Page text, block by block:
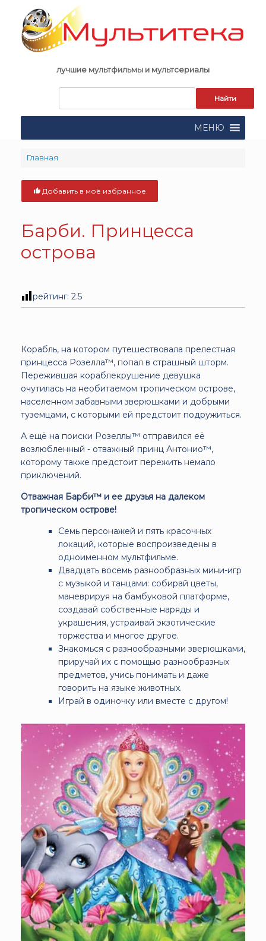
content
лучшие мультфильмы и мультсериалы
поиска:
МЕНЮ
Главная
Добавить в моё избранное
Барби. Принцесса
острова
рейтинг: 2.5
Корабль, на котором путешествовала прелестная
принцесса Розелла™, попал в страшный шторм.
Пережившая кораблекрушение девушка
очутилась на необитаемом тропическом острове,
населенном забавными зверюшками и добрыми
туземцами, с которыми ей предстоит подружиться.
А ещё на поиски Розеллы™ отправился её
возлюбленный - отважный принц Антонио™,
которому также предстоит пережить немало
приключений.
Отважная Барби™ и ее друзья на далеком
тропическом острове!
Семь персонажей и пять красочных
локаций, которые воспроизведены в
одноименном мультфильме.
Двадцать восемь разнообразных мини-игр
с музыкой и танцами: собирай цветы,
маневрируя на бамбуковой платформе,
создавай собственные наряды и
украшения, устраивай экзотические
торжества и многое другое.
Знакомься с разнообразными зверюшками,
приручай их с помощью разнообразных
предметов, учись понимать и даже
говорить на языке животных.
Играй в одиночку или вместе с другом!